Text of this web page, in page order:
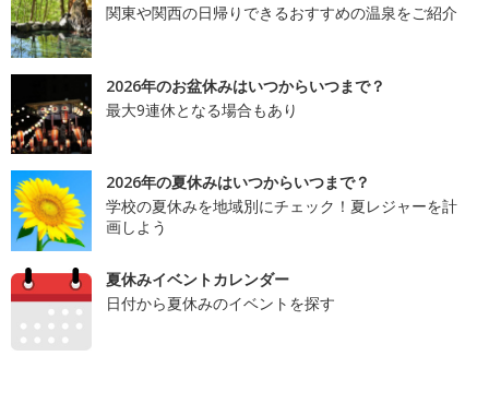
関東や関西の日帰りできるおすすめの温泉をご紹介
2026年のお盆休みはいつからいつまで？
最大9連休となる場合もあり
2026年の夏休みはいつからいつまで？
学校の夏休みを地域別にチェック！夏レジャーを計
画しよう
夏休みイベントカレンダー
日付から夏休みのイベントを探す